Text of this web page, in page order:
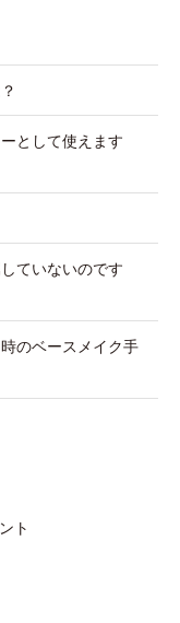
として使えます
ていないのです
のベースメイク手
ト